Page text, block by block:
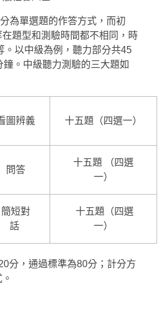
單選題的作答方式，而初
題型和測驗時間都不相同，時
。以中級為例，聽力部分共45
。中級聽力測驗的三大題如
圖辨義 十五題（四選一）
問答
十五題 （四選
一）
簡短對
話
十五題（四選
一）
分，通過標準為80分；計分方